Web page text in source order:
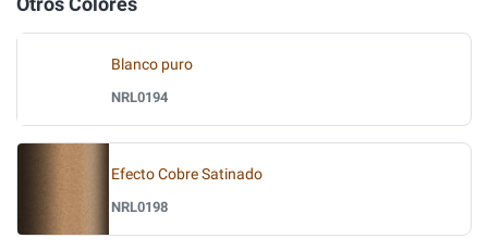
Blanco puro
NRL0194
Efecto Cobre Satinado
NRL0198